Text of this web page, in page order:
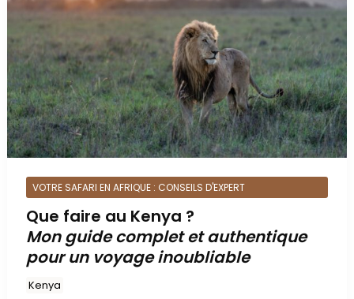
VOTRE SAFARI EN AFRIQUE : CONSEILS D'EXPERT
Que faire au Kenya ?
Mon guide complet et authentique
pour un voyage inoubliable
Kenya